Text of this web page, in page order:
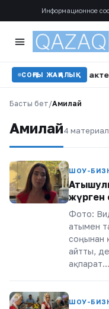
Информационное
СОҢҒЫ ЖАҢАЛЫҚ
бар»: Танымал актер
Басты бет/Амилай
Амилай4 материал
ШОУ-
жүрген
Фото:
атымен
соңынан
айтты,
ақпарат…
ШОУ-